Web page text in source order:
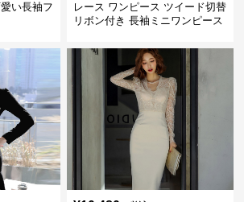
い長袖フ
レース ワンピース ツイード切替
リボン付き 長袖ミニワンピース